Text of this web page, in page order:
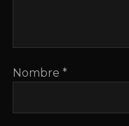
Nombre *